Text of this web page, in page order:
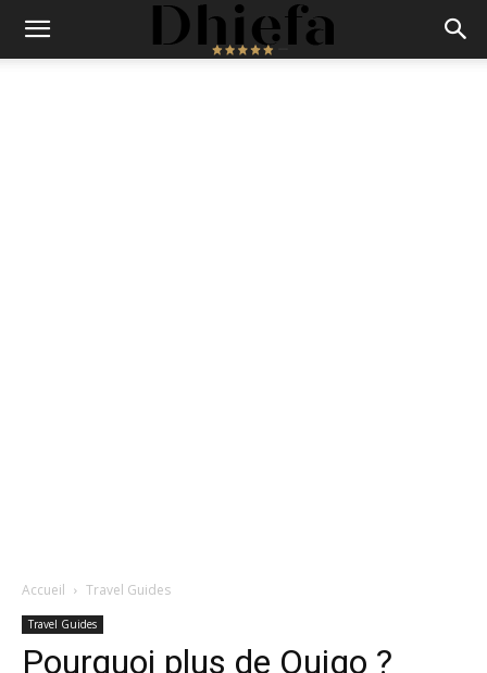
Accueil Travel Guides
Travel Guides
Pourquoi plus de Ouigo ?